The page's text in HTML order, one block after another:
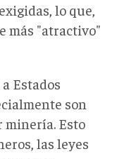
lo que,
más "atractivo"
Estados
son
minería. Esto
las leyes